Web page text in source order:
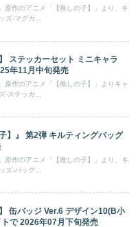
原作のアニメ「【推しの子】」より、キ
ズ-マグカ...
ステッカーセット ミニキャラ
年11月中旬発売
原作のアニメ「【推しの子】」よりキャ
-ステッカ...
】』 第2弾 キルティングバッグ
原作のアニメ「【推しの子】」より、キ
ズ-バッグ...
缶バッジ Ver.6 デザイン10(B小
で 2026年07月下旬発売